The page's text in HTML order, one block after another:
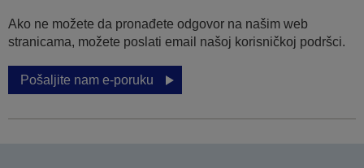
Ako ne možete da pronađete odgovor na našim web
stranicama, možete poslati email našoj korisničkoj podršci.
Pošaljite nam e-poruku